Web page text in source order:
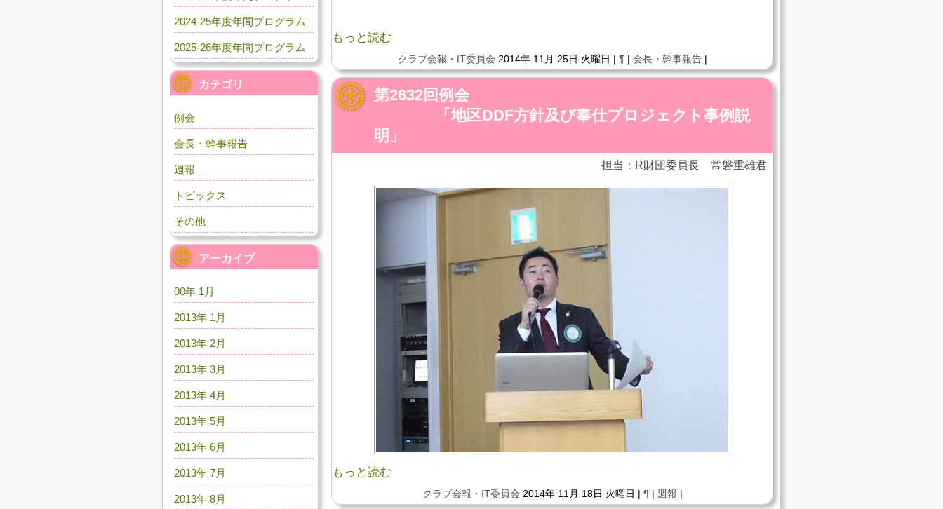
もっと読む
クラブ会報・IT委員会 2014年 11月 25日 火曜日 | ¶ | 会長・幹事報告|
第2632回例会
「地区DDF方針及び奉仕プロジェクト事例説
明」
担当：R財団委員長 常磐重雄君
もっと読む
クラブ会報・IT委員会 2014年 11月 18日 火曜日 | ¶ | 週報 |
2024-25年度年間プログラム
2025-26年度年間プログラム
カテゴリ
例会
会長・幹事報告
週報
トピックス
その他
アーカイブ
00年 1月
2013年 1月
2013年 2月
2013年 3月
2013年 4月
2013年 5月
2013年 6月
2013年 7月
2013年 8月